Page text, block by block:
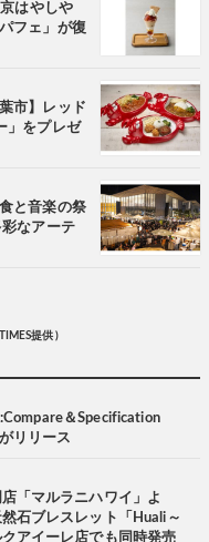
はやしや
フェ」が復
市】レッド
」をプレゼ
と音楽の祭
なアーテ
提供 )
＆Specification
リリース
「マルラニハワイ」よ
石ブレスレット「Huali～
アイーレ店でも同時発売